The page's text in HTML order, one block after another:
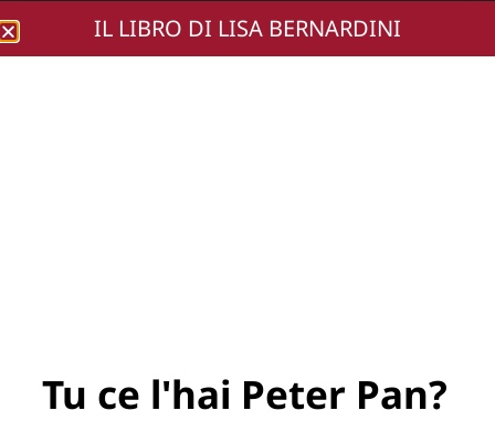
Lisa Bernardini
IL LIBRO DI LISA BERNARDINI
Tu ce l'hai Peter Pan?